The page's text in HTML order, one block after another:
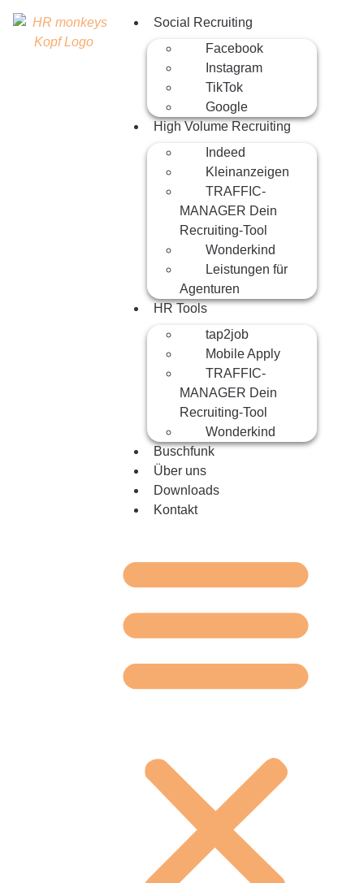
Social Recruiting
Facebook
Instagram
TikTok
Google
High Volume Recruiting
Indeed
Kleinanzeigen
TRAFFIC-
MANAGER Dein
Recruiting-Tool
Wonderkind
Leistungen für
Agenturen
HR Tools
tap2job
Mobile Apply
TRAFFIC-
MANAGER Dein
Recruiting-Tool
Wonderkind
Buschfunk
Über uns
Downloads
Kontakt